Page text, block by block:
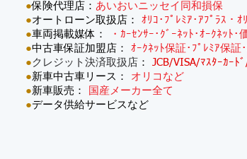
●保険代理店： あいおいニッセイ同和損保
●オートローン取扱店： ｵﾘｺ･ﾌﾟﾚﾐｱ･ｱﾌﾟﾗｽ・ｵ
●車両掲載媒体：
・ｶｰｾﾝｻｰ･ｸﾞｰﾈｯﾄ･ｵｰｸﾈｯﾄ･
●中古車保証加盟店： ｵｰｸﾈｯﾄ保証･ﾌﾟﾚﾐｱ保証
● クレジット決済取扱店 ： JCB/VISA/ﾏｽﾀｰｶｰﾄ
●新車中古車リース：
オリコなど
●新車販売：
国産メーカー全て
●データ供給サービスなど